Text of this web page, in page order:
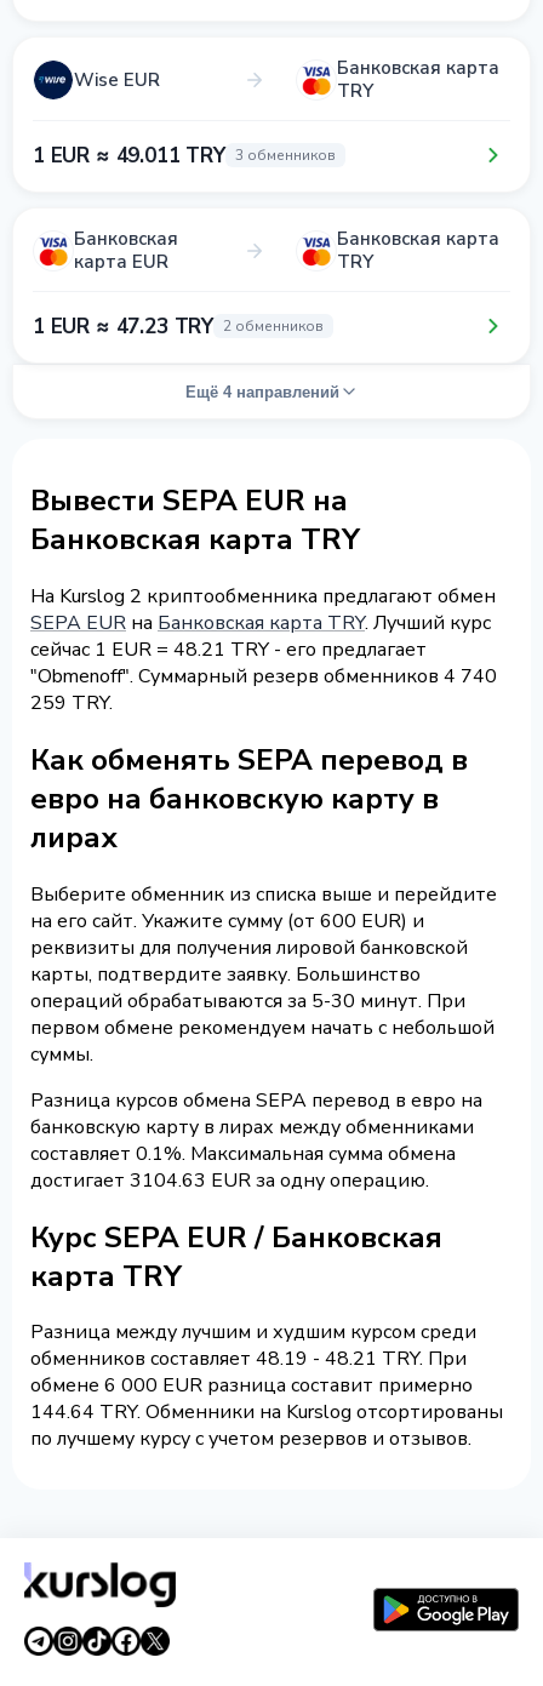
Wise EUR
Банковская карта
TRY
1 EUR ≈ 49.011 TRY 3 обменников
Банковская
карта EUR
Банковская карта
TRY
1 EUR ≈ 47.23 TRY 2 обменников
Ещё 4 направлений
Вывести SEPA EUR на
Банковская карта TRY
На Kurslog 2 криптообменника предлагают обмен
SEPA EUR на Банковская карта TRY. Лучший курс
сейчас 1 EUR = 48.21 TRY - его предлагает
"Obmenoff". Суммарный резерв обменников 4 740
259 TRY.
Как обменять SEPA перевод в
евро на банковскую карту в
лирах
Выберите обменник из списка выше и перейдите
на его сайт. Укажите сумму (от 600 EUR) и
реквизиты для получения лировой банковской
карты, подтвердите заявку. Большинство
операций обрабатываются за 5-30 минут. При
первом обмене рекомендуем начать с небольшой
суммы.
Разница курсов обмена SEPA перевод в евро на
банковскую карту в лирах между обменниками
составляет 0.1%. Максимальная сумма обмена
достигает 3104.63 EUR за одну операцию.
Курс SEPA EUR / Банковская
карта TRY
Разница между лучшим и худшим курсом среди
обменников составляет 48.19 - 48.21 TRY. При
обмене 6 000 EUR разница составит примерно
144.64 TRY. Обменники на Kurslog отсортированы
по лучшему курсу с учетом резервов и отзывов.